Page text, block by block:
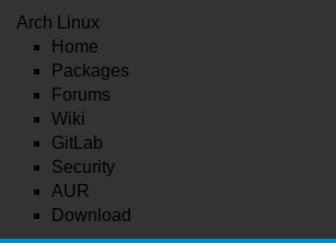
Arch Linux
Home
Packages
Forums
Wiki
GitLab
Security
AUR
Download